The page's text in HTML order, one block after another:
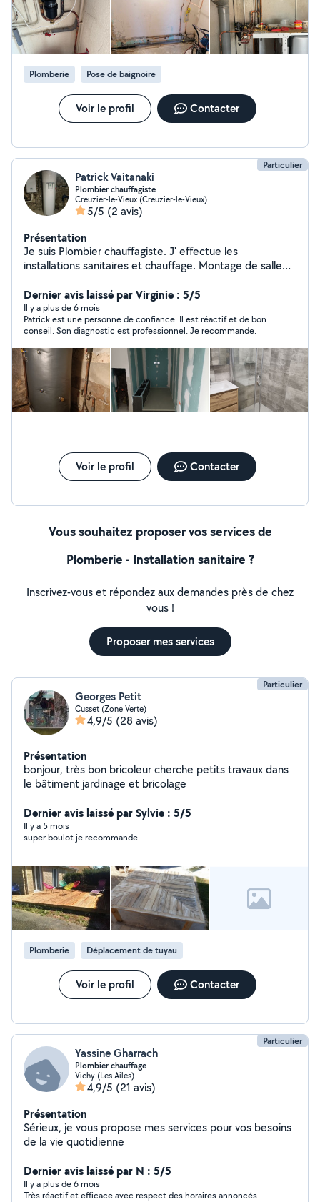
Plomberie Pose de baignoire
Voir le profil Contacter
Particulier
Patrick Vaitanaki
Plombier chauffagiste
Creuzier-le-Vieux (Creuzier-le-Vieux)
5/5 (2 avis)
Présentation
Je suis Plombier chauffagiste. J' effectue les
installations sanitaires et chauffage. Montage de salle
pose wc, pose de robinetterie) Création d' installation
sanitaire et chauffage ( tuyauterie ) d' un Point A à un
Point B. Pose de radiateur et chaudière. Pose de moteur
VMC et ses conduits.
Dernier avis laissé par Virginie : 5/5
Il y a plus de 6 mois
Patrick est une personne de confiance. Il est réactif et de bon
conseil. Son diagnostic est professionnel. Je recommande.
Voir le profil Contacter
Vous souhaitez proposer vos services de
Plomberie - Installation sanitaire ?
Inscrivez-vous et répondez aux demandes près de chez
vous !
Proposer mes services
Particulier
Georges Petit
Cusset (Zone Verte)
4,9/5 (28 avis)
Présentation
bonjour, très bon bricoleur cherche petits travaux dans
le bâtiment jardinage et bricolage
Dernier avis laissé par Sylvie : 5/5
Il y a 5 mois
super boulot je recommande
Plomberie Déplacement de tuyau
Voir le profil Contacter
Particulier
Yassine Gharrach
Plombier chauffage
Vichy (Les Ailes)
4,9/5 (21 avis)
Présentation
Sérieux, je vous propose mes services pour vos besoins
de la vie quotidienne
Dernier avis laissé par N : 5/5
Il y a plus de 6 mois
Très réactif et efficace avec respect des horaires annoncés.